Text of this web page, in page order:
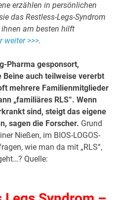
erzählen in persönlichen
das Restless-Legs-Syndrom
am besten hilft
weiter >>>.
Pharma gesponsort,
Beine auch teilweise vererbt
mehrere Familienmitglieder
„familiäres RLS“. Wenn
sind, steigt das eigene
sagen die Forscher. Grund
Nießen, im BIOS-LOGOS-
wie man da mit „RLS“,
Quelle: